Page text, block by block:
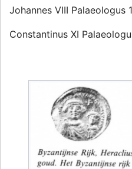
Johannes VIII Palaeologus
Constantinus XI